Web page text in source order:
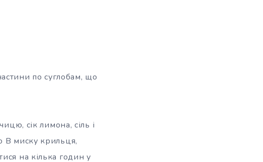
по суглобам, що
сік лимона, сіль і
В миску крильця,
на кілька годин у